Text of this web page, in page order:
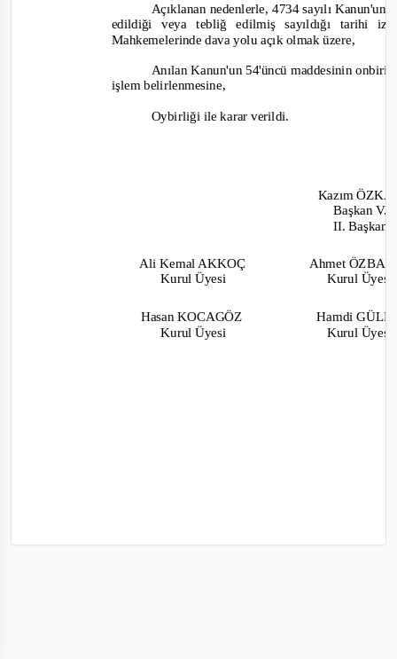
Açıklanan nedenlerle, 4734 sayılı
edildiği veya tebliğ edilmiş sayıldığı tarihi
Mahkemelerinde dava yolu açık olmak üzere,
Anılan Kanun'un 54'üncü maddesinin
işlem belirlenmesine,
Oybirliği ile karar verildi.
Kazım
Başkan V.
II. Başkan
Ali Kemal AKKOÇ
Kurul Üyesi
Ahmet ÖZBAK
Kurul
Hasan KOCAGÖZ
Kurul Üyesi
Hamdi
Kurul